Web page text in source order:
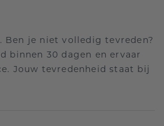
Ben je niet volledig tevreden?
binnen 30 dagen en ervaar
Jouw tevredenheid staat bij